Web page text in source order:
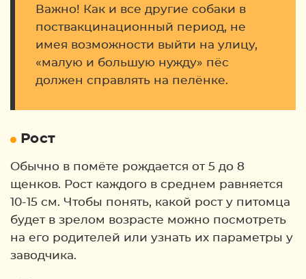
Важно! Как и все другие собаки в
поствакцинационный период, не
имея возможности выйти на улицу,
«малую и большую нужду» пёс
должен справлять на пелёнке.
Рост
Обычно в помёте рождается от 5 до 8
щенков. Рост каждого в среднем равняется
10-15 см. Чтобы понять, какой рост у питомца
будет в зрелом возрасте можно посмотреть
на его родителей или узнать их параметры у
заводчика.